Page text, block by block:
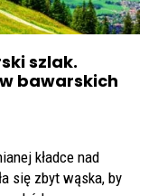
szlak.
bawarskich
kładce nad
się zbyt wąska, by